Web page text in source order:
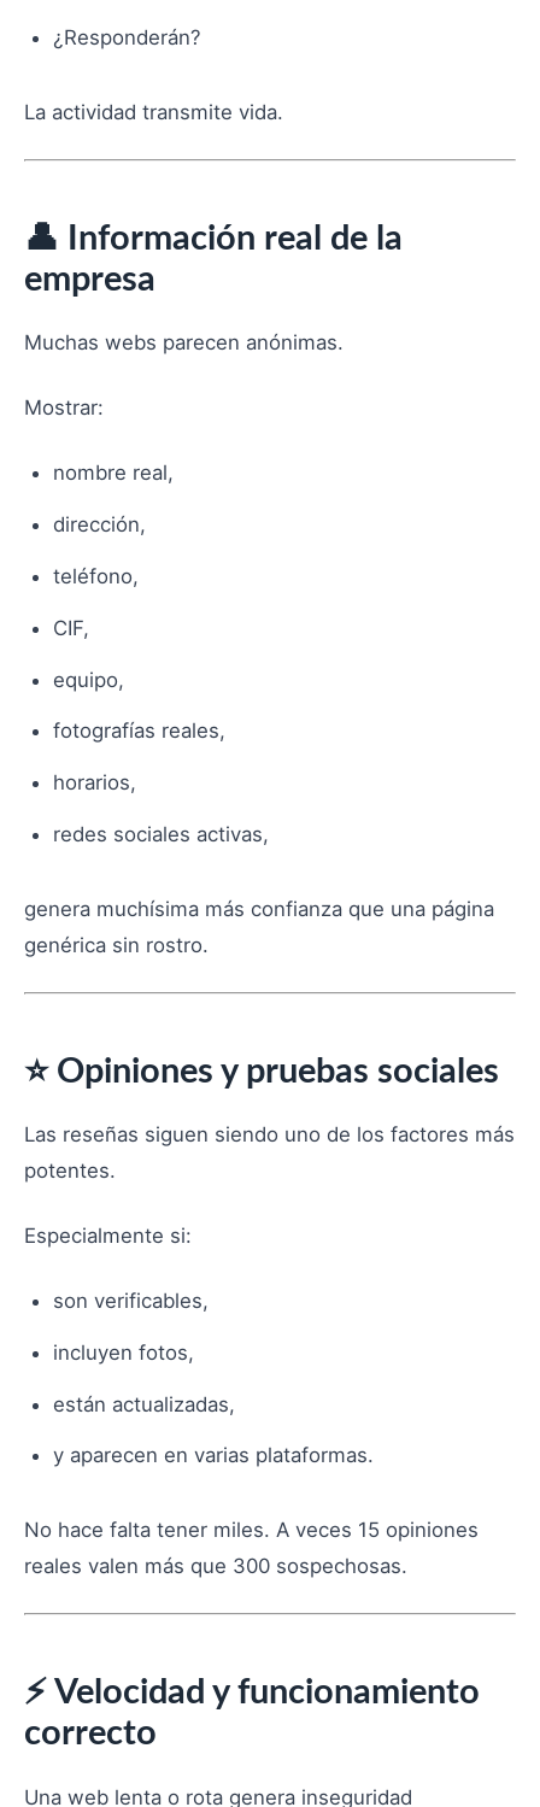
¿Responderán?
La actividad transmite vida.
👤 Información real de la
empresa
Muchas webs parecen anónimas.
Mostrar:
nombre real,
dirección,
teléfono,
CIF,
equipo,
fotografías reales,
horarios,
redes sociales activas,
genera muchísima más confianza que una página
genérica sin rostro.
⭐ Opiniones y pruebas sociales
Las reseñas siguen siendo uno de los factores más
potentes.
Especialmente si:
son verificables,
incluyen fotos,
están actualizadas,
y aparecen en varias plataformas.
No hace falta tener miles. A veces 15 opiniones
reales valen más que 300 sospechosas.
⚡ Velocidad y funcionamiento
correcto
Una web lenta o rota genera inseguridad